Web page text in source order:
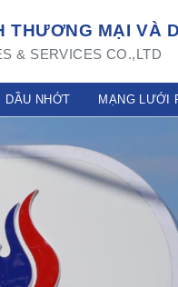
THƯƠNG MẠI VÀ
& SERVICES CO.,LTD
DẦU NHỚT MẠNG LƯỚI